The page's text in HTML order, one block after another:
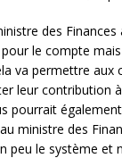
des
le compte
va permettre
leur contribution
pourrait
ministre des
peu le système et